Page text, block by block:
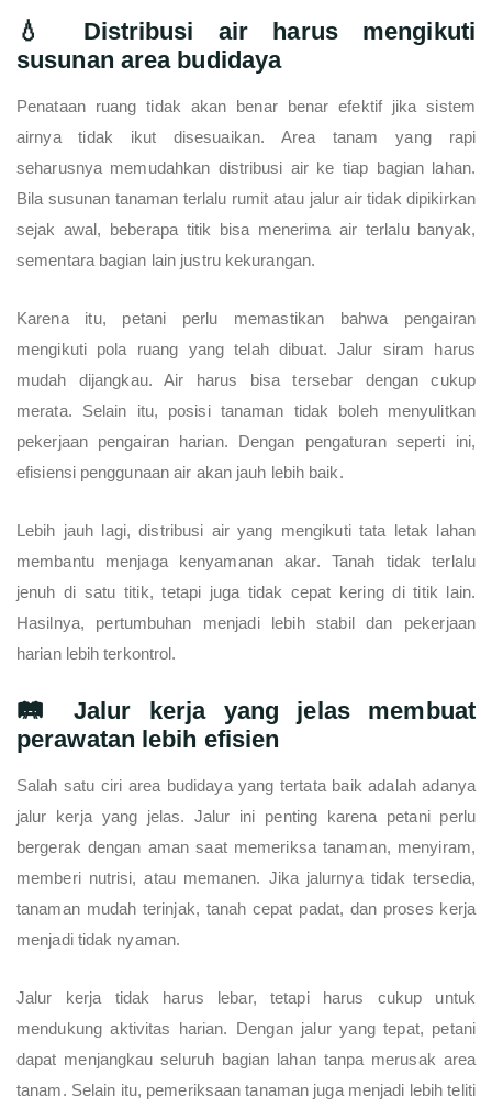
💧 Distribusi air harus mengikuti
susunan area budidaya
Penataan ruang tidak akan benar benar efektif jika sistem
airnya tidak ikut disesuaikan. Area tanam yang rapi
seharusnya memudahkan distribusi air ke tiap bagian lahan.
Bila susunan tanaman terlalu rumit atau jalur air tidak dipikirkan
sejak awal, beberapa titik bisa menerima air terlalu banyak,
sementara bagian lain justru kekurangan.
Karena itu, petani perlu memastikan bahwa pengairan
mengikuti pola ruang yang telah dibuat. Jalur siram harus
mudah dijangkau. Air harus bisa tersebar dengan cukup
merata. Selain itu, posisi tanaman tidak boleh menyulitkan
pekerjaan pengairan harian. Dengan pengaturan seperti ini,
efisiensi penggunaan air akan jauh lebih baik.
Lebih jauh lagi, distribusi air yang mengikuti tata letak lahan
membantu menjaga kenyamanan akar. Tanah tidak terlalu
jenuh di satu titik, tetapi juga tidak cepat kering di titik lain.
Hasilnya, pertumbuhan menjadi lebih stabil dan pekerjaan
harian lebih terkontrol.
🛤️ Jalur kerja yang jelas membuat
perawatan lebih efisien
Salah satu ciri area budidaya yang tertata baik adalah adanya
jalur kerja yang jelas. Jalur ini penting karena petani perlu
bergerak dengan aman saat memeriksa tanaman, menyiram,
memberi nutrisi, atau memanen. Jika jalurnya tidak tersedia,
tanaman mudah terinjak, tanah cepat padat, dan proses kerja
menjadi tidak nyaman.
Jalur kerja tidak harus lebar, tetapi harus cukup untuk
mendukung aktivitas harian. Dengan jalur yang tepat, petani
dapat menjangkau seluruh bagian lahan tanpa merusak area
tanam. Selain itu, pemeriksaan tanaman juga menjadi lebih teliti